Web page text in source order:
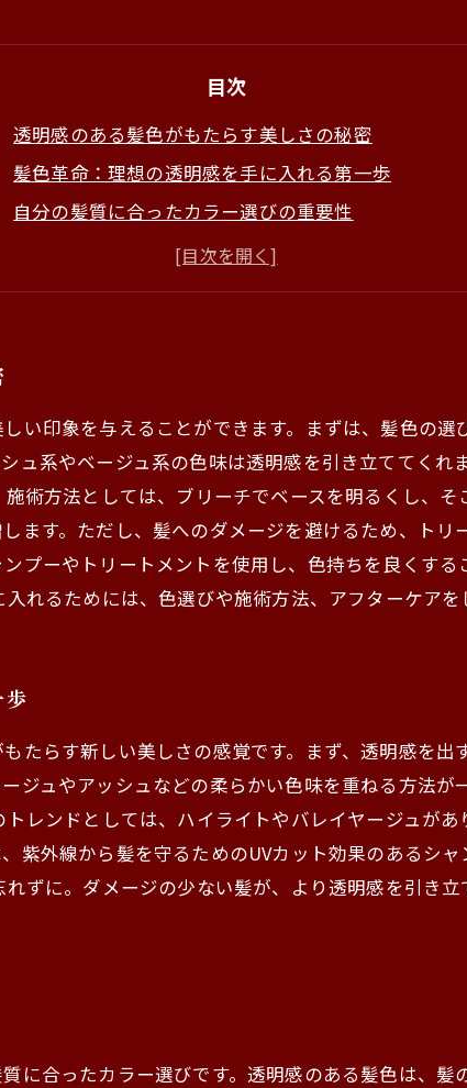
目次
透明感のある髪色がもたらす美しさの秘密
髪色革命：理想の透明感を手に入れる第一歩
自分の髪質に合ったカラー選びの重要性
美容室での施術：透明感のある髪色を実現する技術
アフターケアが鍵！透明感を持続させる方法
い印象を与えることができます。まずは、髪色の選
ュ系やベージュ系の色味は透明感を引き立ててく
術方法としては、ブリーチでベースを明るくし、
ます。ただし、髪へのダメージを避けるため、ト
プーやトリートメントを使用し、色持ちを良くす
れるためには、色選びや施術方法、アフターケアを
たらす新しい美しさの感覚です。まず、透明感を出
ジュやアッシュなどの柔らかい色味を重ねる方法
レンドとしては、ハイライトやバレイヤージュが
紫外線から髪を守るためのUVカット効果のあるシ
ずに。ダメージの少ない髪が、より透明感を引き
に合ったカラー選びです。透明感のある髪色は、髪